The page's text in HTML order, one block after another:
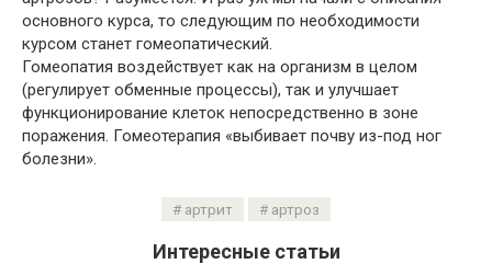
основного курса, то следующим по необходимости
курсом станет гомеопатический.
Гомеопатия воздействует как на организм в целом
(регулирует обменные процессы), так и улучшает
функционирование клеток непосредственно в зоне
поражения. Гомеотерапия «выбивает почву из-под ног
болезни».
артрит артроз
Интересные статьи